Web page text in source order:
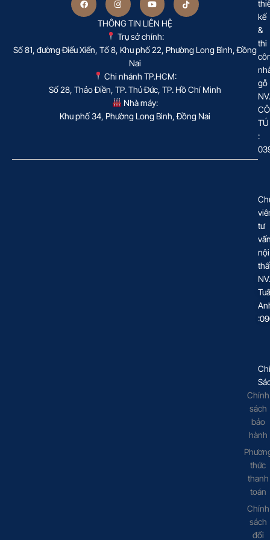
THÔNG TIN LIÊN HỆ
Trụ sở chính:
Số 81, đường Điểu Xiển, Tổ 8, Khu phố 22, Phường Long Bình, Đồng
Nai
Chi nhánh TP.HCM:
Số 28, Thảo Điền, TP. Thủ Đức, TP. Hồ Chí Minh
Nhà máy:
Khu phố 34, Phường Long Bình, Đồng Nai
kế
&
thi
gỗ
NV.
TÚ
:
tư
nội
NV.
Chính
sách
bảo
hành
thức
thanh
toán
Chính
sách
đổi